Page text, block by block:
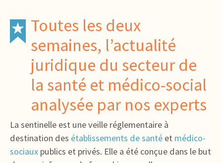
Toutes les deux
semaines, l’actualité
juridique du secteur de
la santé et médico-social
analysée par nos experts
La sentinelle est une veille réglementaire à
destination des établissements de santé et médico-
sociaux publics et privés. Elle a été conçue dans le but